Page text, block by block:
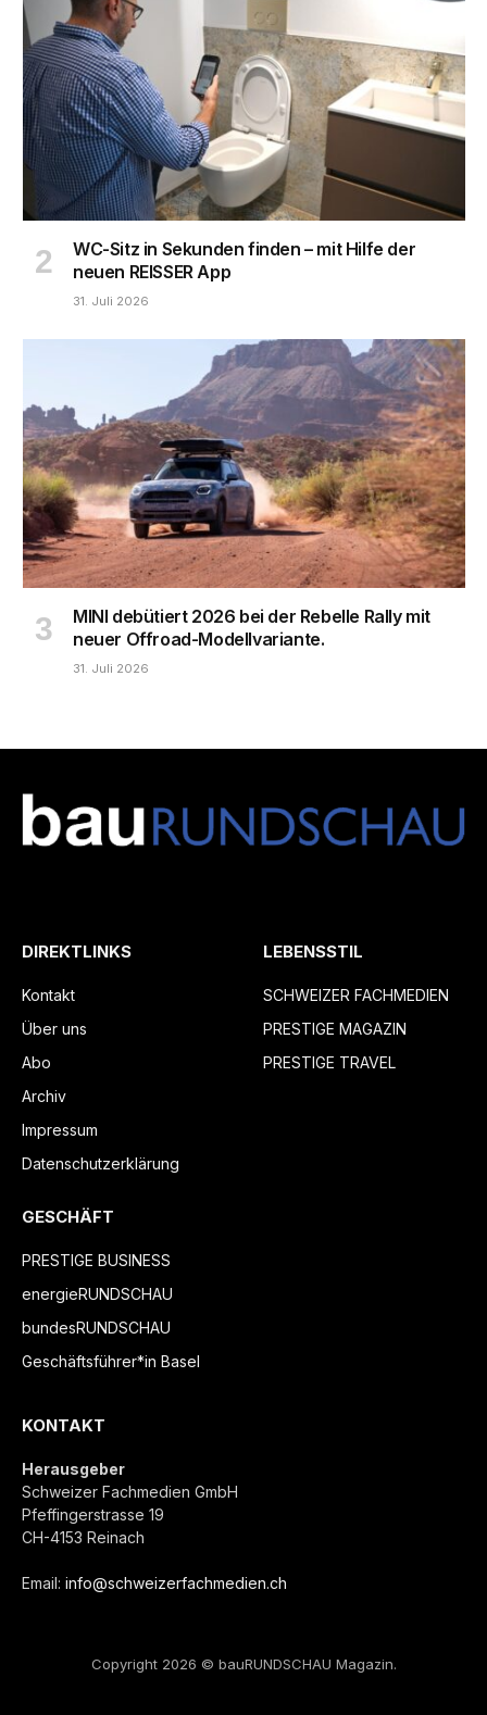
WC-Sitz in Sekunden finden – mit Hilfe der
neuen REISSER App
31. Juli 2026
MINI debütiert 2026 bei der Rebelle Rally mit
neuer Offroad-Modellvariante.
31. Juli 2026
DIREKTLINKS
Kontakt
Über uns
Abo
Archiv
Impressum
Datenschutzerklärung
LEBENSSTIL
SCHWEIZER FACHMEDIEN
PRESTIGE MAGAZIN
PRESTIGE TRAVEL
GESCHÄFT
PRESTIGE BUSINESS
energieRUNDSCHAU
bundesRUNDSCHAU
Geschäftsführer*in Basel
KONTAKT
Herausgeber
Schweizer Fachmedien GmbH
Pfeffingerstrasse 19
CH-4153 Reinach
Email: info@schweizerfachmedien.ch
Copyright 2026 © bauRUNDSCHAU Magazin.